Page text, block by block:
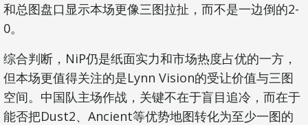
和总图盘口显示本场更像三图拉扯，而不是一边倒的2-
0。
综合判断，NiP仍是纸面实力和市场热度占优的一方，
但本场更值得关注的是Lynn Vision的受让价值与三图
空间。中国队主场作战，关键不在于盲目追冷，而在于
能否把Dust2、Ancient等优势地图转化为至少一图的